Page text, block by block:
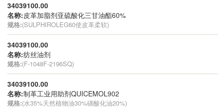
34039100.00
名称:皮革加脂剂亚硫酸化三甘油酯60%
规格:(SULPHIROLEG60使皮革柔软)
34039100.00
名称:纺丝油剂
规格:(F-1048F-2196SQ)
34039100.00
名称:制革工业用助剂QUICEMOL902
规格:(水35%天然植物油30%磺酸化油20%)